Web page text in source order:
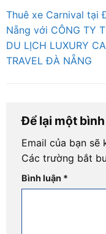
Thuê xe Carnival tại
Nẵng với CÔNG TY
DU LỊCH LUXURY
TRAVEL ĐÀ NẴNG
Để lại một
Email của bạn sẽ
Các trường bắt
Bình luận *